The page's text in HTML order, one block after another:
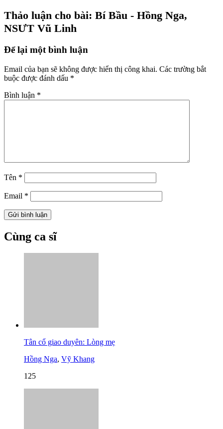
Thảo luận cho bài: Bí Bầu - Hồng Nga,
NSƯT Vũ Linh
Để lại một bình luận
Email của bạn sẽ không được hiển thị công khai. Các trường bắt
buộc được đánh dấu *
Bình luận *
Tên *
Email *
Cùng ca sĩ
Tân cổ giao duyên: Lòng mẹ
Hồng Nga, Vỹ Khang
125